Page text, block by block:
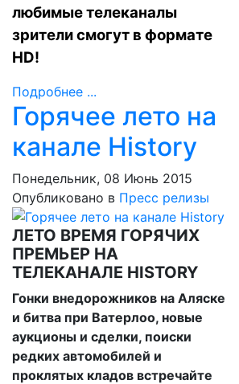
любимые телеканалы
зрители смогут в формате
HD!
Подробнее ...
Горячее лето на
канале History
Понедельник, 08 Июнь 2015
Опубликовано в Пресс релизы
ЛЕТО ВРЕМЯ ГОРЯЧИХ
ПРЕМЬЕР НА
ТЕЛЕКАНАЛЕ HISTORY
Гонки внедорожников на Аляске
и битва при Ватерлоо, новые
аукционы и сделки, поиски
редких автомобилей и
проклятых кладов встречайте